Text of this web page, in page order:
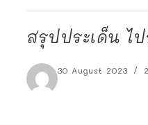
สรุปประเด็น ไ
30 August 2023